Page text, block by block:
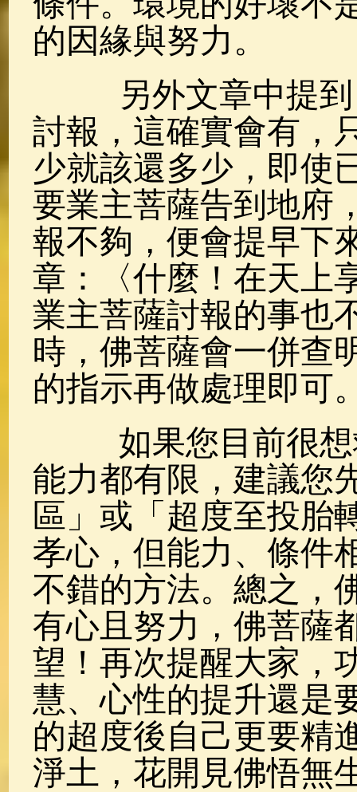
的因緣與努力。
另外文章中提到
討報，這確實會有，
少就該還多少，即使
要業主菩薩告到地府
報不夠，便會提早下
章：〈什麼！在天上
業主菩薩討報的事也
時，佛菩薩會一併查
的指示再做處理即可
如果您目前很想
能力都有限，建議您
區」或「超度至投胎
孝心，但能力、條件
不錯的方法。總之，
有心且努力，佛菩薩
望！再次提醒大家，
慧、心性的提升還是
的超度後自己更要精
淨土，花開見佛悟無